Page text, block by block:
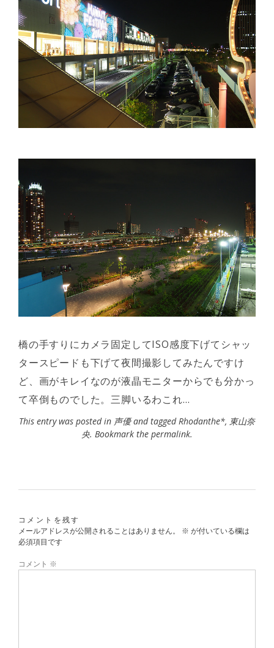
橋の手すりにカメラ固定してISO感度下げてシャッ
タースピードも下げて夜間撮影してみたんですけ
ど、画がキレイなのが液晶モニターからでも分かっ
て卒倒ものでした。三脚いるわこれ…
This entry was posted in 声優and taggedRhodanthe*, 東山奈
央. Bookmark the permalink.
コメントを残す
メールアドレスが公開されることはありません。
※ が付いている欄は
必須項目です
コメント ※